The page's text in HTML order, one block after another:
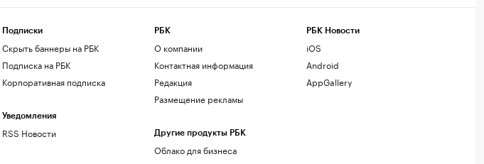
Подписки
Скрыть баннеры на РБК
Подписка на РБК
Корпоративная подписка
Уведомления
RSS Новости
РБК
О компании
Контактная информация
Редакция
Размещение рекламы
Другие продукты РБК
Облако для бизнеса
РБК Новости
iOS
Android
AppGallery